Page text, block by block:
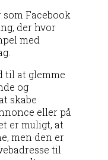
som Facebook
der hvor
med
til at glemme
og
skabe
eller på
er muligt, at
men den er
til